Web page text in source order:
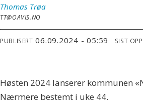
Thomas Trøa
TT@OAVIS.NO
PUBLISERT 06.09.2024 - 05:59 SIST
Høsten 2024 lanserer kommunen
Nærmere bestemt i uke 44.